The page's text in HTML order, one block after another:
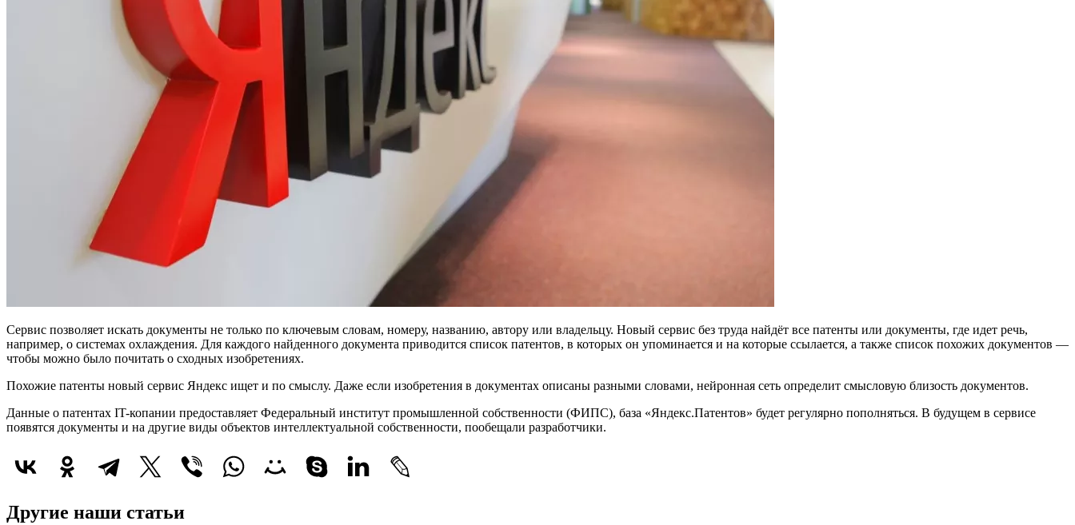
Сервис позволяет искать документы не только по ключевым словам, номеру, названию, автору или владельцу. Новый сервис без труда найдёт все патенты или документы, где идет речь,
например, о системах охлаждения. Для каждого найденного документа приводится список патентов, в которых он упоминается и на которые ссылается, а также список похожих документов —
чтобы можно было почитать о сходных изобретениях.
Похожие патенты новый сервис Яндекс ищет и по смыслу. Даже если изобретения в документах описаны разными словами, нейронная сеть определит смысловую близость документов.
Данные о патентах IT-копании предоставляет Федеральный институт промышленной собственности (ФИПС), база «Яндекс.Патентов» будет регулярно пополняться. В будущем в сервисе
появятся документы и на другие виды объектов интеллектуальной собственности, пообещали разработчики.
Другие наши статьи